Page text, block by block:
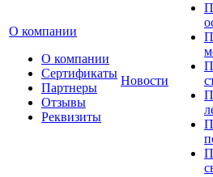
О компании
О компании
Сертификаты
Партнеры
Отзывы
Реквизиты
Новости